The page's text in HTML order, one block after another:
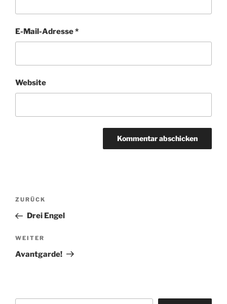
E-Mail-Adresse*
Website
Beitragsnavigation
Vorheriger
Beitrag
ZURÜCK
Drei Engel
Nächster
Beitrag
WEITER
Avantgarde!